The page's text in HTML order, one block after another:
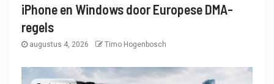
iPhone en Windows door Europese DMA-
regels
augustus 4, 2026 Timo Hogenbosch